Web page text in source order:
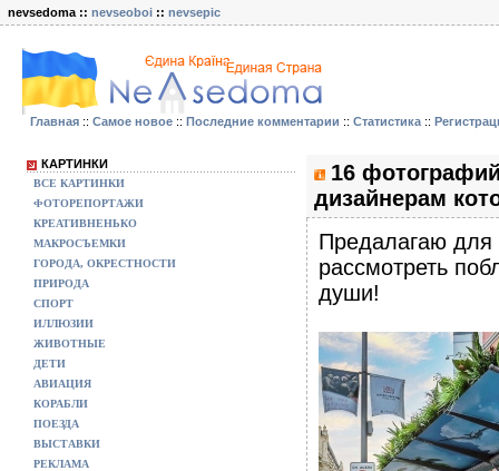
nevsedoma :: nevseoboi :: nevsepic
Главная :: Самое новое :: Последние комментарии :: Статистика ::
КАРТИНКИ
ВСЕ КАРТИНКИ
ФОТОРЕПОРТАЖИ
КРЕАТИВНЕНЬКО
МАКРОСЪЕМКИ
ГОРОДА, ОКРЕСТНОСТИ
ПРИРОДА
СПОРТ
ИЛЛЮЗИИ
ЖИВОТНЫЕ
ДЕТИ
АВИАЦИЯ
КОРАБЛИ
ПОЕЗДА
ВЫСТАВКИ
РЕКЛАМА
16
дизайнерам
Предалагаю для
рассмотреть
души!